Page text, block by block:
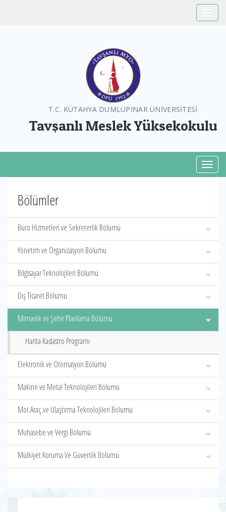
T.C. KÜTAHYA DUMLUPINAR ÜNİVERSİTESİ
Tavşanlı Meslek Yüksekokulu
Bölümler
Büro Hizmetleri ve Sekreterlik Bölümü
Yönetim ve Organizasyon Bölümü
Bilgisayar Teknolojileri Bölümü
Dış Ticaret Bölümü
Mimarlık ve Şehir Planlama Bölümü
Harita Kadastro Programı
Elektronik ve Otomasyon Bölümü
Makine ve Metal Teknolojileri Bölümü
Mot.Araç.ve Ulaştırma Teknolojileri Bölümü
Muhasebe ve Vergi Bölümü
Mülkiyet Koruma Ve Güvenlik Bölümü